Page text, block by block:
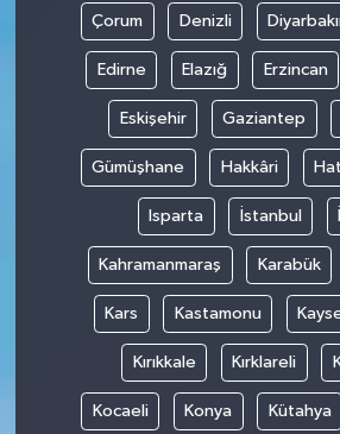
Çorum Denizli
Edirne Elazığ Erzincan
Eskişehir Gaziantep
Gümüşhane Hakkâri
Isparta İstanbul
Kahramanmaraş Karabük
Kars Kastamonu
Kırıkkale Kırklareli
Kocaeli Konya Kütahya